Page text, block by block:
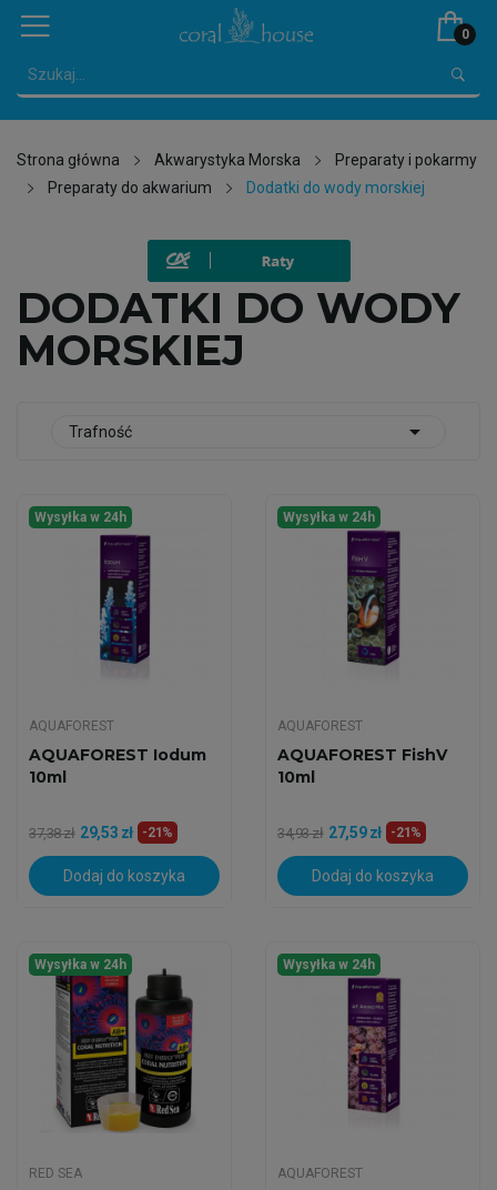
0
Strona główna Akwarystyka Morska
Preparaty i pokarmy
Preparaty do akwarium
Dodatki do wody morskiej
DODATKI DO WODY
MORSKIEJ
Trafność 
Wysyłka w 24h
AQUAFOREST
AQUAFOREST Iodum
10ml
37,38 zł 29,53 zł -21%
Dodaj do koszyka
Wysyłka w 24h
AQUAFOREST
AQUAFOREST FishV
10ml
34,93 zł 27,59 zł -21%
Dodaj do koszyka
Wysyłka w 24h
RED SEA
Wysyłka w 24h
AQUAFOREST